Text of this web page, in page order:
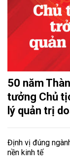
50 năm
tưởng Chủ
lý quản trị
Định vị đúng
nền kinh tế